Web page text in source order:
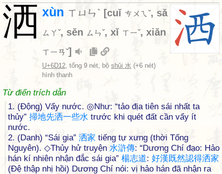
洒 xùn ㄒㄩㄣˋ [cuǐ ㄘㄨㄟˇ, sǎ
ㄙㄚˇ, sěn ㄙㄣˇ, xǐ ㄒㄧˇ, xiǎn
ㄒㄧㄢˇ]
U+6D12, tổng 9 nét, bộ shǔi 水 (+6 nét)
hình thanh
Từ điển trích dẫn
1. (Động) Vẩy nước. ◎Như: “tảo địa tiên sái nhất ta
thủy” 掃地先洒一些水 trước khi quét đất cần vẩy ít
nước.
2. (Danh) “Sái gia” 洒家 tiếng tự xưng (thời Tống
Nguyên). ◇Thủy hử truyện 水滸傳: “Dương Chí đạo: Hảo
hán kí nhiên nhận đắc sái gia” 楊志道: 好漢既然認得洒家
(Đệ thập nhị hồi) Dương Chí nói: vị hảo hán đã nhận ra